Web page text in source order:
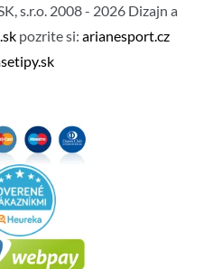
s.r.o. 2008 - 2026 Dizajn a
pozrite si: arianesport.cz